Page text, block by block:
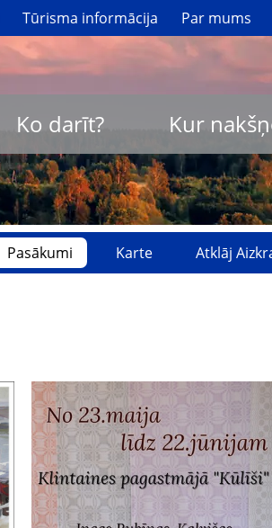
Tūrisma informācija Par mums
Ko darīt? Kur
Pasākumi Karte Atklāj